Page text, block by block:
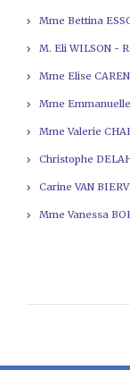
Mme Bettina
M. Eli WILSON -
Mme Elise
Mme
Mme Valerie
Christophe
Carine VAN
Mme Vanessa